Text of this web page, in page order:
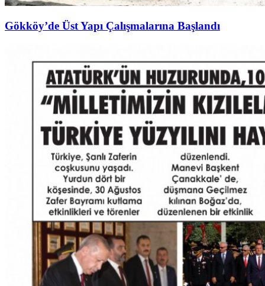
Gökköy’de Üst Yapı Çalışmalarına Başlandı